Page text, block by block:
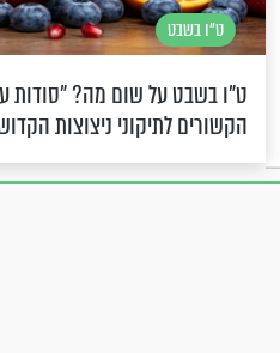
ט"ו בשבט
ט"ו בשבט על שום מה? "סודות
הקשורים לתיקוני ניצוצות